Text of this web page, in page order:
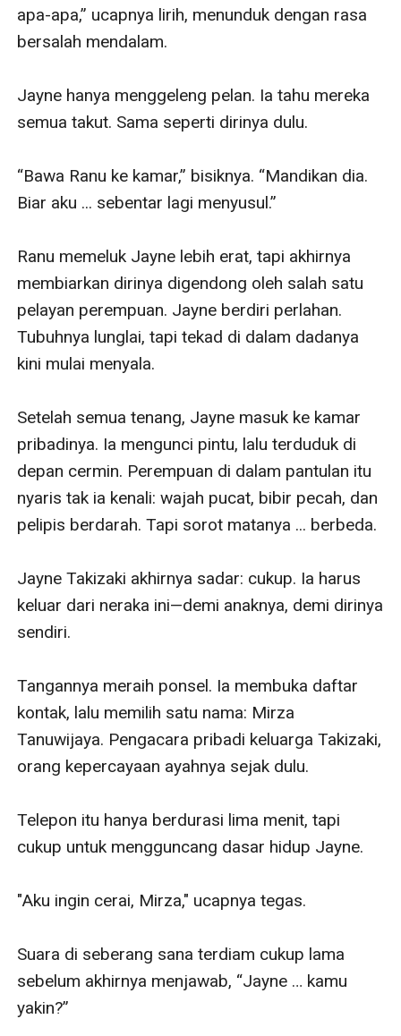
apa-apa,” ucapnya lirih, menunduk dengan rasa
bersalah mendalam.
Jayne hanya menggeleng pelan. Ia tahu mereka
semua takut. Sama seperti dirinya dulu.
“Bawa Ranu ke kamar,” bisiknya. “Mandikan dia.
Biar aku ... sebentar lagi menyusul.”
Ranu memeluk Jayne lebih erat, tapi akhirnya
membiarkan dirinya digendong oleh salah satu
pelayan perempuan. Jayne berdiri perlahan.
Tubuhnya lunglai, tapi tekad di dalam dadanya
kini mulai menyala.
Setelah semua tenang, Jayne masuk ke kamar
pribadinya. Ia mengunci pintu, lalu terduduk di
depan cermin. Perempuan di dalam pantulan itu
nyaris tak ia kenali: wajah pucat, bibir pecah, dan
pelipis berdarah. Tapi sorot matanya ... berbeda.
Jayne Takizaki akhirnya sadar: cukup. Ia harus
keluar dari neraka ini—demi anaknya, demi dirinya
sendiri.
Tangannya meraih ponsel. Ia membuka daftar
kontak, lalu memilih satu nama: Mirza
Tanuwijaya. Pengacara pribadi keluarga Takizaki,
orang kepercayaan ayahnya sejak dulu.
Telepon itu hanya berdurasi lima menit, tapi
cukup untuk mengguncang dasar hidup Jayne.
"Aku ingin cerai, Mirza," ucapnya tegas.
Suara di seberang sana terdiam cukup lama
sebelum akhirnya menjawab, “Jayne … kamu
yakin?”